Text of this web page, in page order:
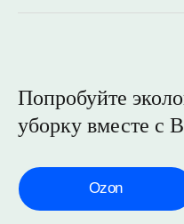
Попробуйте
уборку вместе с